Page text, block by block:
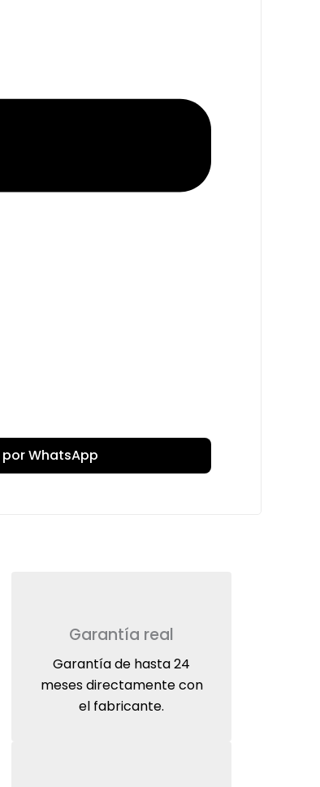
WhatsApp
Garantía real
Garantía de hasta 24
meses directamente con
el fabricante.